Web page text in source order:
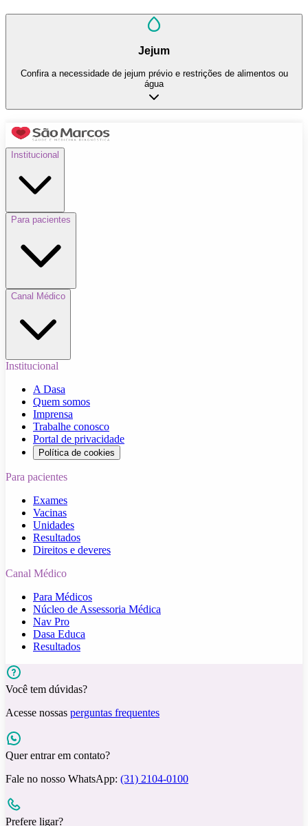
Jejum
Confira a necessidade de jejum prévio e restrições de alimentos ou
água
Institucional
Para pacientes
Canal Médico
Institucional
A Dasa
Quem somos
Imprensa
Trabalhe conosco
Portal de privacidade
Política de cookies
Para pacientes
Exames
Vacinas
Unidades
Resultados
Direitos e deveres
Canal Médico
Para Médicos
Núcleo de Assessoria Médica
Nav Pro
Dasa Educa
Resultados
Você tem dúvidas?
Acesse nossas perguntas frequentes
Quer entrar em contato?
Fale no nosso WhatsApp: (31) 2104-0100
Prefere ligar?